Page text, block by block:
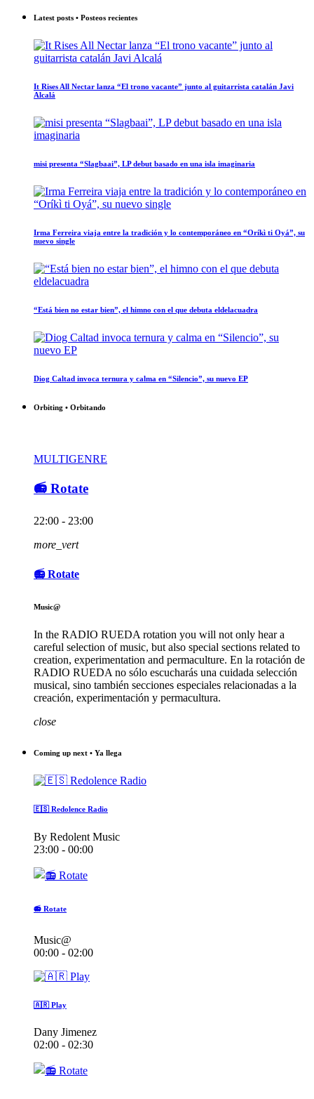
Latest posts • Posteos recientes
It Rises All Nectar lanza “El trono vacante” junto al guitarrista catalán Javi
Alcalá
misi presenta “Slagbaai”, LP debut basado en una isla imaginaria
Irma Ferreira viaja entre la tradición y lo contemporáneo en “Oríkì ti Oyá”, su
nuevo single
“Está bien no estar bien”, el himno con el que debuta eldelacuadra
Diog Caltad invoca ternura y calma en “Silencio”, su nuevo EP
Orbiting • Orbitando
MULTIGENRE
📻 Rotate
22:00 - 23:00
more_vert
📻 Rotate
Music@
In the RADIO RUEDA rotation you will not only hear a
careful selection of music, but also special sections related to
creation, experimentation and permaculture. En la rotación de
RADIO RUEDA no sólo escucharás una cuidada selección
musical, sino también secciones especiales relacionadas a la
creación, experimentación y permacultura.
close
Coming up next • Ya llega
🇪🇸 Redolence Radio
By Redolent Music
23:00 - 00:00
📻 Rotate
Music@
00:00 - 02:00
🇦🇷 Play
Dany Jimenez
02:00 - 02:30